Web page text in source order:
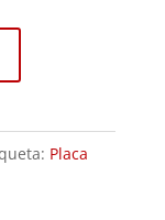
Placa